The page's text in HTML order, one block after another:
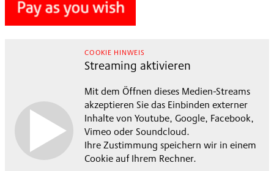
COOKIE HINWEIS
Streaming aktivieren
Mit dem Öffnen dieses Medien-Streams
akzeptieren Sie das Einbinden externer
Inhalte von Youtube, Google, Facebook,
Vimeo oder Soundcloud.
Ihre Zustimmung speichern wir in einem
Cookie auf Ihrem Rechner.